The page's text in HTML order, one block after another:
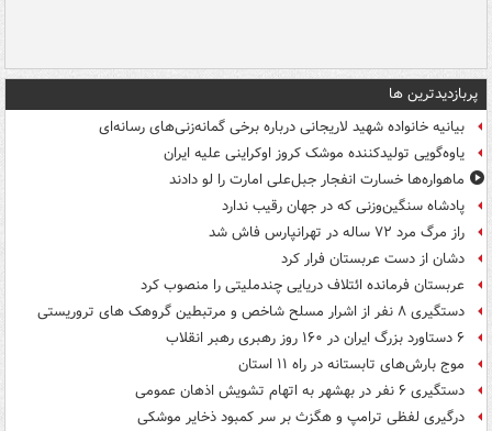
پربازدیدترین ها
بیانیه خانواده شهید لاریجانی درباره برخی گمانه‌زنی‌های رسانه‌ای
یاوه‌گویی تولیدکننده موشک کروز اوکراینی علیه ایران
ماهواره‌ها خسارت انفجار جبل‌علی امارت را لو دادند
پادشاه سنگین‌وزنی که در جهان رقیب ندارد
راز مرگ مرد ۷۲ ساله در تهرانپارس فاش شد
دشان از دست عربستان فرار کرد
عربستان فرمانده ائتلاف دریایی چندملیتی را منصوب کرد
دستگیری ۸ نفر از اشرار مسلح شاخص و مرتبطین گروهک های تروریستی
۶ دستاورد بزرگ ایران در ۱۶۰ روز رهبری رهبر انقلاب
موج بارش‌های تابستانه در راه ۱۱ استان
دستگیری ۶ نفر در بهشهر به اتهام تشویش اذهان عمومی
درگیری لفظی ترامپ و هگزث بر سر کمبود ذخایر موشکی